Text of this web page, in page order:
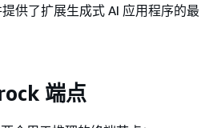
供了扩展生成式 AI 应用程序的最
端点